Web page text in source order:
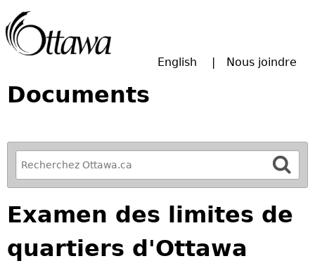
English Nous joindre
Documents
R
e
f
i
n
e
y
Examen des limites de
quartiers d'Ottawa